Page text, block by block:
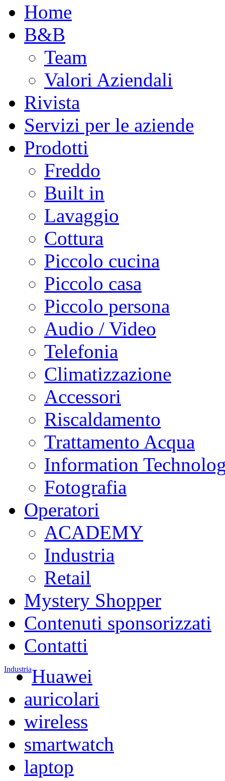
Home
B&B
Team
Valori Aziendali
Rivista
Servizi per le aziende
Prodotti
Freddo
Built in
Lavaggio
Cottura
Piccolo cucina
Piccolo casa
Piccolo persona
Audio / Video
Telefonia
Climatizzazione
Accessori
Riscaldamento
Trattamento Acqua
Information
Fotografia
Operatori
ACADEMY
Industria
Retail
Mystery Shopper
Contenuti sponsorizzati
Contatti
IndustriaHuawei
auricolari
wireless
smartwatch
laptop